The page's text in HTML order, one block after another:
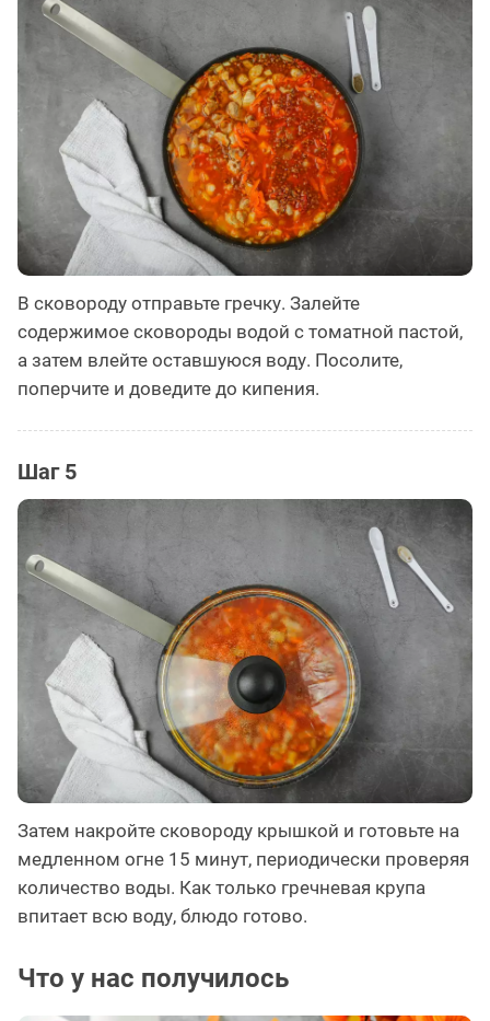
В сковороду отправьте гречку. Залейте
содержимое сковороды водой с томатной пастой,
а затем влейте оставшуюся воду. Посолите,
поперчите и доведите до кипения.
Шаг 5
Затем накройте сковороду крышкой и готовьте на
медленном огне 15 минут, периодически проверяя
количество воды. Как только гречневая крупа
впитает всю воду, блюдо готово.
Что у нас получилось